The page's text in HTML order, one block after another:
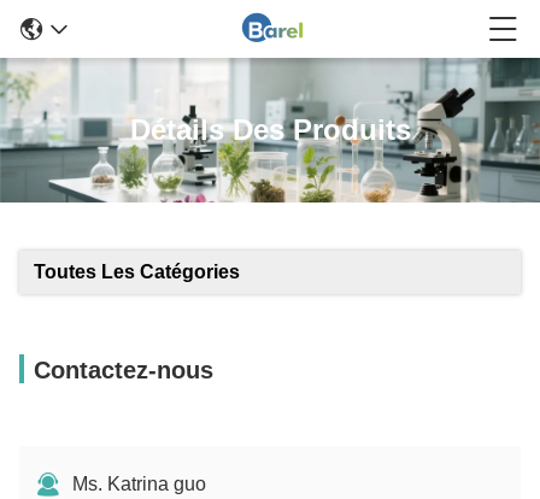
Détails Des Produits
Toutes Les Catégories
Contactez-nous
Ms. Katrina guo